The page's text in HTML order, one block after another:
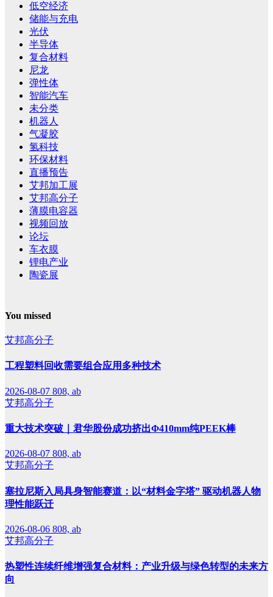
低空经济
储能与充电
光伏
半导体
复合材料
尼龙
弹性体
智能汽车
未分类
机器人
气凝胶
氢科技
环保材料
直播预告
艾邦加工展
艾邦高分子
薄膜电容器
视频回放
论坛
车衣膜
锂电产业
陶瓷展
You missed
艾邦高分子
工程塑料回收需要组合应用多种技术
2026-08-07 808, ab
艾邦高分子
重大技术突破｜君华股份成功挤出Φ410mm纯PEEK棒
2026-08-07 808, ab
艾邦高分子
塞拉尼斯入局具身智能赛道：以“材料金字塔” 驱动机器人物
理性能跃迁
2026-08-06 808, ab
艾邦高分子
热塑性连续纤维增强复合材料：产业升级与绿色转型的未来方
向